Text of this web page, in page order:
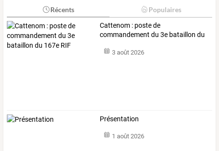
Récents Populaires
Cattenom : poste de
commandement du 3e bataillon du
3 août 2026
Présentation
1 août 2026